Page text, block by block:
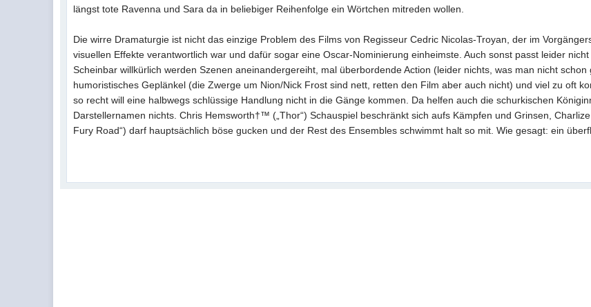
längst tote Ravenna und Sara da in beliebiger Reihenfolge ein Wörtchen mitreden wollen.
Die wirre Dramaturgie ist nicht das einzige Problem des Films von Regisseur Cedric Nicolas-Troyan, der im
visuellen Effekte verantwortlich war und dafür sogar eine Oscar-Nominierung einheimste. Auch sonst passt leider
Scheinbar willkürlich werden Szenen aneinandergereiht, mal überbordende Action (leider nichts, was man nicht
humoristisches Geplänkel (die Zwerge um Nion/Nick Frost sind nett, retten den Film aber auch nicht) und viel zu oft
so recht will eine halbwegs schlüssige Handlung nicht in die Gänge kommen. Da helfen auch die schurkischen
Darstellernamen nichts. Chris Hemsworth†™ („Thor“) Schauspiel beschränkt sich aufs Kämpfen und Grinsen,
Fury Road“) darf hauptsächlich böse gucken und der Rest des Ensembles schwimmt halt so mit. Wie gesagt: ein